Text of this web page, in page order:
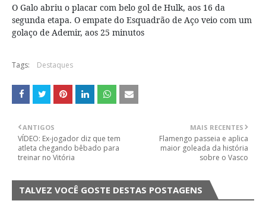
O Galo abriu o placar com belo gol de Hulk, aos 16 da
segunda etapa. O empate do Esquadrão de Aço veio com um
golaço de Ademir, aos 25 minutos
Tags: Destaques
MAIS RECENTES
Flamengo passeia e aplica
maior goleada da história
sobre o Vasco
ANTIGOS
VÍDEO: Ex-jogador diz que tem
atleta chegando bêbado para
treinar no Vitória
TALVEZ VOCÊ GOSTE DESTAS POSTAGENS